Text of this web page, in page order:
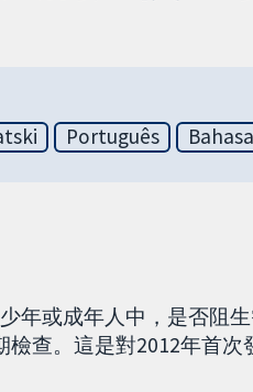
Português
年或成年人中，是否阻
查。這是對2012年首次